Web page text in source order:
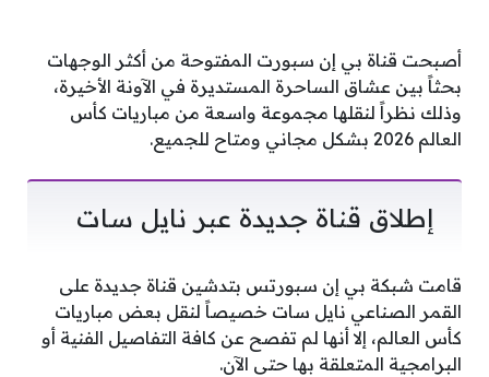
أصبحت قناة بي إن سبورت المفتوحة من أكثر الوجهات
بحثاً بين عشاق الساحرة المستديرة في الآونة الأخيرة،
وذلك نظراً لنقلها مجموعة واسعة من مباريات كأس
العالم 2026 بشكل مجاني ومتاح للجميع.
إطلاق قناة جديدة عبر نايل سات
قامت شبكة بي إن سبورتس بتدشين قناة جديدة على
القمر الصناعي نايل سات خصيصاً لنقل بعض مباريات
كأس العالم، إلا أنها لم تفصح عن كافة التفاصيل الفنية أو
البرامجية المتعلقة بها حتى الآن.